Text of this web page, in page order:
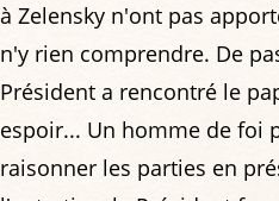
à Zelensky n'ont pas
n'y rien comprendre. De
Président a rencontré le
espoir... Un homme de foi
raisonner les parties en